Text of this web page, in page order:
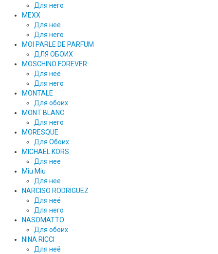
Для него
MEXX
Для нее
Для него
MOI PARLE DE PARFUM
ДЛЯ ОБОИХ
MOSCHINO FOREVER
Для неё
Для него
MONTALE
Для обоих
MONT BLANC
Для него
MORESQUE
Для Обоих
MICHAEL KORS
Для нее
Miu Miu
Для нее
NARCISO RODRIGUEZ
Для неё
Для него
NASOMATTO
Для обоих
NINA RICCI
Для неё